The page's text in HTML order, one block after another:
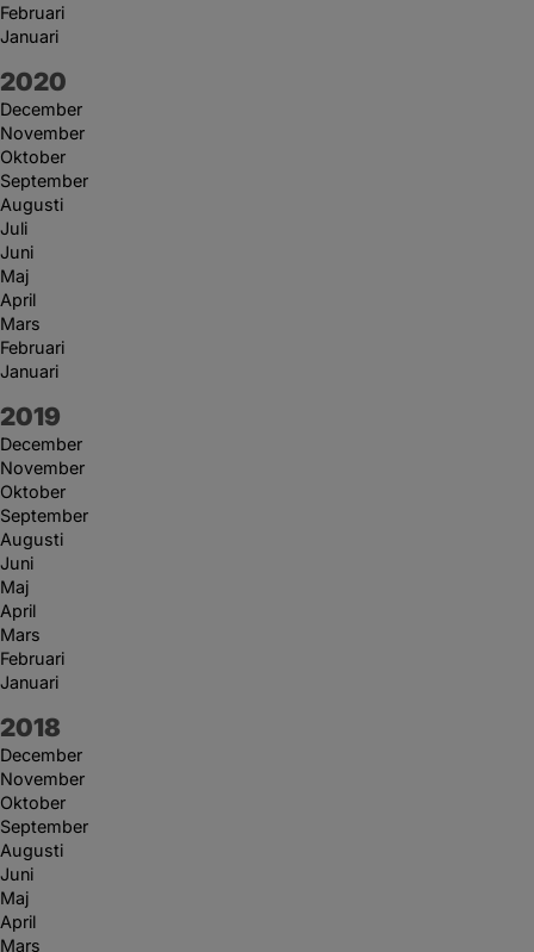
Februari
Januari
År:
2020
December
November
Oktober
September
Augusti
Juli
Juni
Maj
April
Mars
Februari
Januari
År:
2019
December
November
Oktober
September
Augusti
Juni
Maj
April
Mars
Februari
Januari
År:
2018
December
November
Oktober
September
Augusti
Juni
Maj
April
Mars